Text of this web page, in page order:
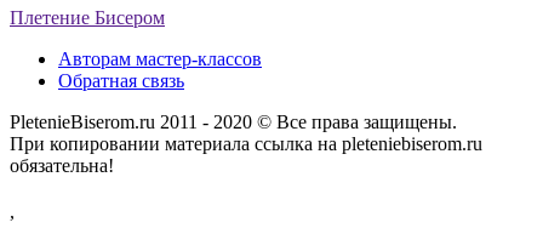
Плетение Бисером
Авторам мастер-классов
Обратная связь
PletenieBiserom.ru 2011 - 2020 © Все права защищены.
При копировании материала ссылка на pleteniebiserom.ru
обязательна!
,